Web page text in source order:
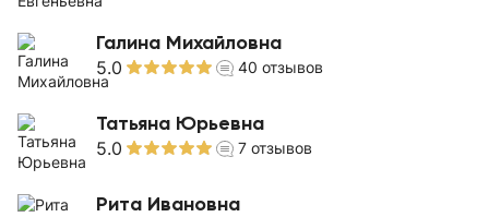
Галина Михайловна
5.0 40 отзывов
Татьяна Юрьевна
5.0 7 отзывов
Рита Ивановна